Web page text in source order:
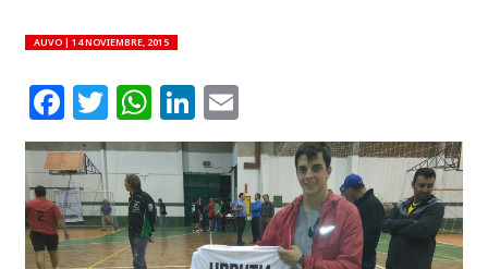
AUVO | 14 NOVIEMBRE, 2015
Facebook
Twitter
WhatsApp
LinkedIn
Email